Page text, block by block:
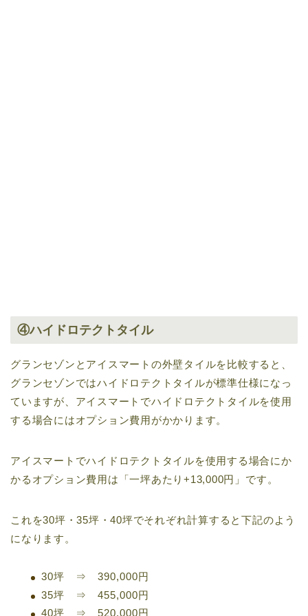
④ハイドロテクトタイル
グランセゾンとアイスマートの外壁タイルを比較すると、
グランセゾンではハイドロテクトタイルが標準仕様になっ
ていますが、アイスマートでハイドロテクトタイルを使用
する場合にはオプション費用がかかります。
アイスマートでハイドロテクトタイルを使用する場合にか
かるオプション費用は「一坪あたり+13,000円」です。
これを30坪・35坪・40坪でそれぞれ計算すると下記のよう
になります。
30坪 ⇒ 390,000円
35坪 ⇒ 455,000円
40坪 ⇒ 520,000円